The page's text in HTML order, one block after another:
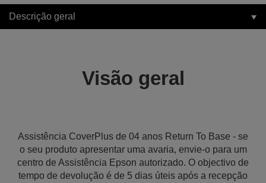
Descrição geral
Visão geral
Assistência CoverPlus de 04 anos Return To Base - se
o seu produto apresentar uma avaria, envie-o para um
centro de Assistência Epson autorizado. O objectivo de
tempo de devolução é de 5 dias úteis após a recepção